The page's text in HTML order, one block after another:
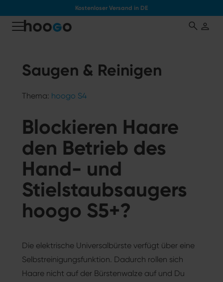
Kostenloser Versand in DE
Saugen & Reinigen
Thema: hoogo S4
Blockieren Haare
den Betrieb des
Hand- und
Stielstaubsaugers
hoogo S5+?
Die elektrische Universalbürste verfügt über eine
Selbstreinigungsfunktion. Dadurch rollen sich
Haare nicht auf der Bürstenwalze auf und Du